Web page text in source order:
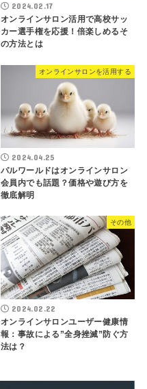
2024.02.17
オンラインサロン活用で高校サッ
カー選手権を応援！倍楽しめるそ
の方法とは
オンラインサロンを活用する
2024.04.25
パルワールドはオンラインサロン
会員内でも話題？価格や遊び方を
徹底解明
その他
2024.02.22
オンラインサロンユーザー健康情
報：事故による”全身挫滅”防ぐ方
法は？